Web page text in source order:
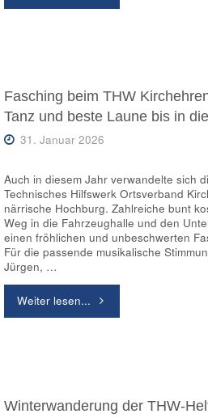
Helfervereinigung"
Fasching beim THW
Tanz und beste Laune bis in
31. Januar 2026
Auch in diesem Jahr verwandelte sich
Technisches Hilfswerk Ortsverband
närrische Hochburg. Zahlreiche bunt
Weg in die Fahrzeughalle und den
einen fröhlichen und unbeschwerten
Für die passende musikalische
Jürgen, …
Weiter lesen..."Fasching
Kirchehrenbach
Winterwanderung der THW-